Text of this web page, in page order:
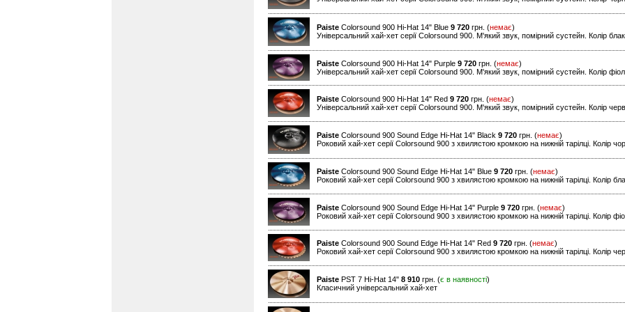
Paiste Colorsound 900 Hi-Hat 14" Blue 9 720 грн. (немає)
Універсальний хай-хет серії Colorsound 900. М'який звук, помірний сустейн. Колір
Paiste Colorsound 900 Hi-Hat 14" Purple 9 720 грн. (немає)
Універсальний хай-хет серії Colorsound 900. М'який звук, помірний сустейн. Колір
Paiste Colorsound 900 Hi-Hat 14" Red 9 720 грн. (немає)
Універсальний хай-хет серії Colorsound 900. М'який звук, помірний сустейн. Колір
Paiste Colorsound 900 Sound Edge Hi-Hat 14" Black 9 720 грн. (немає)
Роковий хай-хет серії Colorsound 900 з хвилястою кромкою на нижній тарілці. Колір
Paiste Colorsound 900 Sound Edge Hi-Hat 14" Blue 9 720 грн. (немає)
Роковий хай-хет серії Colorsound 900 з хвилястою кромкою на нижній тарілці. Колір
Paiste Colorsound 900 Sound Edge Hi-Hat 14" Purple 9 720 грн. (немає)
Роковий хай-хет серії Colorsound 900 з хвилястою кромкою на нижній тарілці. Колір
Paiste Colorsound 900 Sound Edge Hi-Hat 14" Red 9 720 грн. (немає)
Роковий хай-хет серії Colorsound 900 з хвилястою кромкою на нижній тарілці. Колір
Paiste PST 7 Hi-Hat 14" 8 910 грн. (є в наявності)
Класичний універсальний хай-хет